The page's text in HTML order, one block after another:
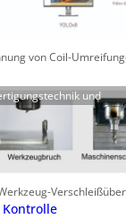
von Coil-
und